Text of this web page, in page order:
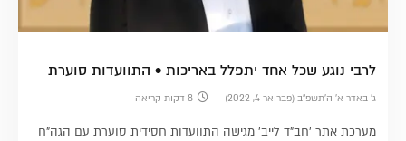
לרבי נוגע שכל אחד יתפלל באריכות • התוועדות סוערת
ג׳ באדר א׳ ה׳תשפ״ב (פברואר 4, 2022) 8 דקות קריאה
מערכת אתר 'חב"ד לייב' מגישה התוועדות חסידית סוערת עם הגה"ח